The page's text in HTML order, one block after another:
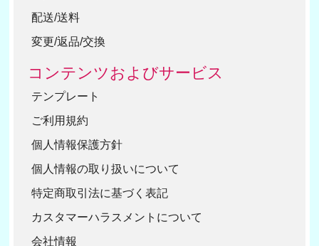
配送/送料
変更/返品/交換
コンテンツおよびサービス
テンプレート
ご利用規約
個人情報保護方針
個人情報の取り扱いについて
特定商取引法に基づく表記
カスタマーハラスメントについて
会社情報